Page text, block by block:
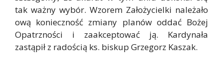
tak ważny wybór. Wzorem Założycielki należało
ową konieczność zmiany planów oddać Bożej
Opatrzności i zaakceptować ją. Kardynała
zastąpił z radością ks. biskup Grzegorz Kaszak.